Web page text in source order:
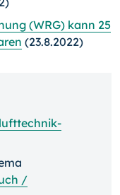
(WRG) kann 25
(23.8.2022)
/